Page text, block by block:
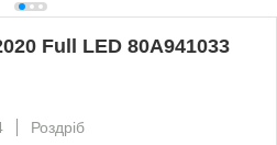
Full LED 80A941033
Роздріб